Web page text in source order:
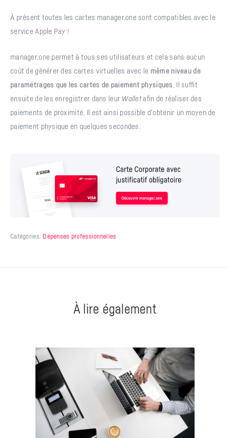
À présent toutes les cartes manager.one sont compatibles avec le
service Apple Pay !
manager.one permet à tous ses utilisateurs et cela sans aucun
coût de générer des cartes virtuelles avec le même niveau de
paramétrages que les cartes de paiement physiques . Il suffit
ensuite de les enregistrer dans leur Walletafin de réaliser des
paiements de proximité. Il est ainsi possible d’obtenir un moyen de
paiement physique en quelques secondes.
Catégories: Dépenses professionnelles
À lire également